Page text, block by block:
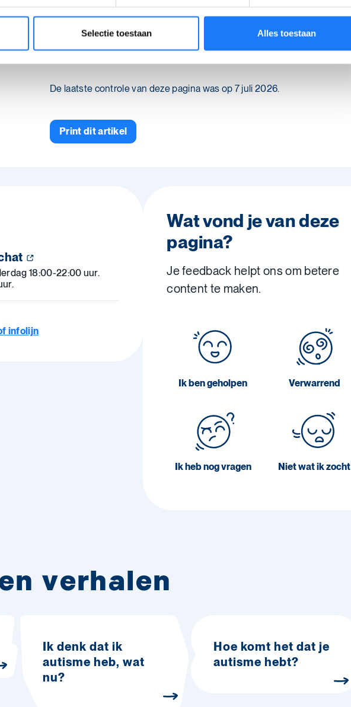
Selectie toestaan Alles toestaan
Praat erover metiemand die je vertrouwt
Chat gratis en anoniem met een begeleider op de
AutismeChat .
De laatste controle van deze pagina was op 7 juli 2026.
Print dit artikel
18:00-22:00 uur.
infolijn
Wat vond je van deze
pagina?
Je feedback helpt ons om betere
content te maken.
Ik ben geholpen Verwarrend
Ik heb nog vragen Niet wat ik zocht
verhalen
Ik denk dat ik
autisme heb, wat
nu?
Hoe komt het dat je
autisme hebt?